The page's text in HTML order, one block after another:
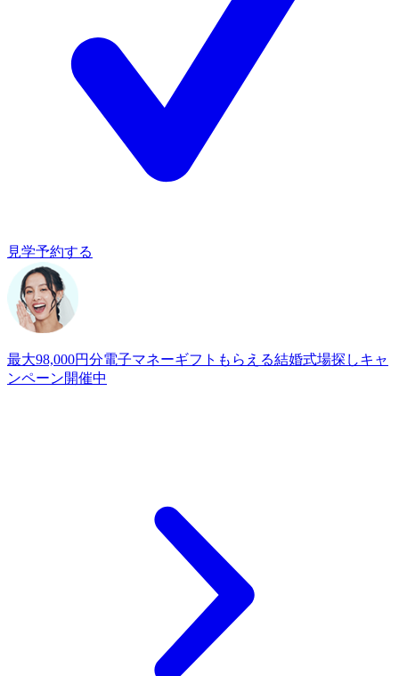
見学予約する
最大98,000円分電子マネーギフトもらえる結婚式場探しキャ
ンペーン開催中